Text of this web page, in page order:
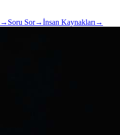
→ Soru Sor→İnsan Kaynakları →